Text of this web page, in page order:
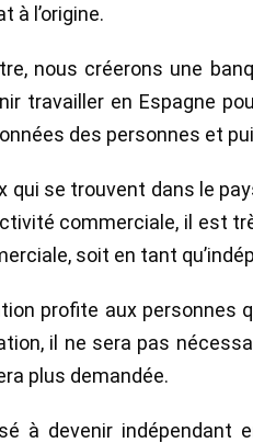
à l’origine.
nous créerons une
travailler en Espagne
des personnes et
qui se trouvent dans le
commerciale, il est
soit en tant
profite aux
il ne sera pas
plus demandée.
à devenir indépendant